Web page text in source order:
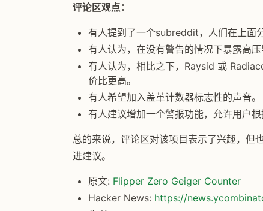
评论区观点：
有人提到了一个subreddit，人们在上面
有人认为，在没有警告的情况下暴露高
有人认为，相比之下，Raysid 或
价比更高。
有人希望加入盖革计数器标志性的声音。
有人建议增加一个警报功能，允许用户
总的来说，评论区对该项目表示了兴趣，但
进建议。
原文: Flipper Zero Geiger Counter
Hacker News: https://